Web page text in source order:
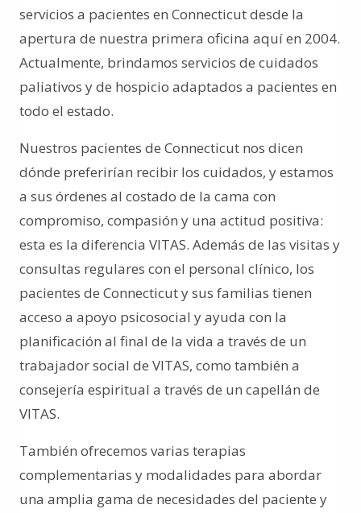
servicios a pacientes en Connecticut desde la
apertura de nuestra primera oficina aquí en 2004.
Actualmente, brindamos servicios de cuidados
paliativos y de hospicio adaptados a pacientes en
todo el estado.
Nuestros pacientes de Connecticut nos dicen
dónde preferirían recibir los cuidados, y estamos
a sus órdenes al costado de la cama con
compromiso, compasión y una actitud positiva:
esta es la diferencia VITAS. Además de las visitas y
consultas regulares con el personal clínico, los
pacientes de Connecticut y sus familias tienen
acceso a apoyo psicosocial y ayuda con la
planificación al final de la vida a través de un
trabajador social de VITAS, como también a
consejería espiritual a través de un capellán de
VITAS.
También ofrecemos varias terapias
complementarias y modalidades para abordar
una amplia gama de necesidades del paciente y